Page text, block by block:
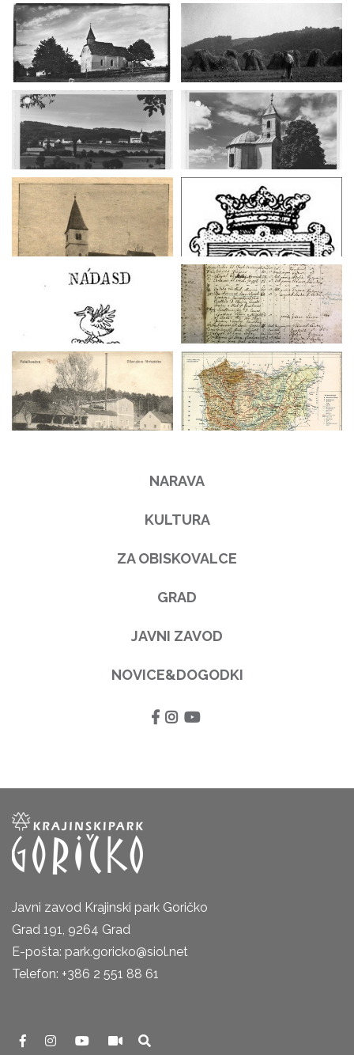
NARAVA
KULTURA
ZA OBISKOVALCE
GRAD
JAVNI ZAVOD
NOVICE&DOGODKI
Javni zavod Krajinski park Goričko
Grad 191, 9264 Grad
E-pošta: park.goricko@siol.net
Telefon: +386 2 551 88 61